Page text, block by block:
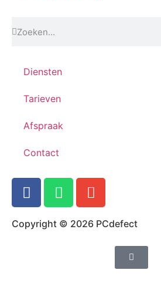
Diensten
Tarieven
Afspraak
Contact
Copyright © 2026 PCdefect